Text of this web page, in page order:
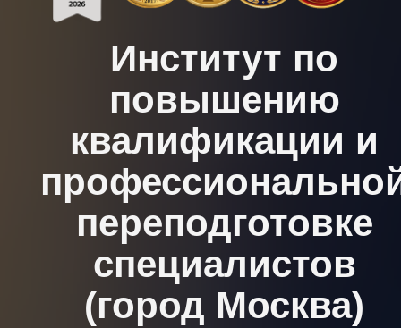
Институт по
повышению
квалификации и
переподготовке
специалистов
(город Москва)